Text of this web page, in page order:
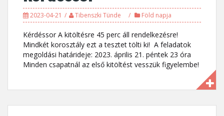
2023-04-21 Tibenszki Tünde Föld napja
Kérdéssor A kitöltésre 45 perc áll rendelkezésre!
Mindkét korosztály ezt a tesztet tölti ki! A feladatok
megoldási határideje: 2023. április 21. péntek 23 óra
Minden csapatnál az első kitöltést vesszük figyelembe!